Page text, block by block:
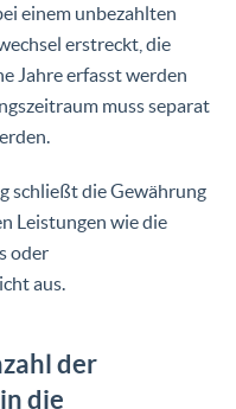
einem unbezahlten
erstreckt, die
Jahre erfasst werden
muss separat
schließt die Gewährung
Leistungen wie die
oder
aus.
der
die